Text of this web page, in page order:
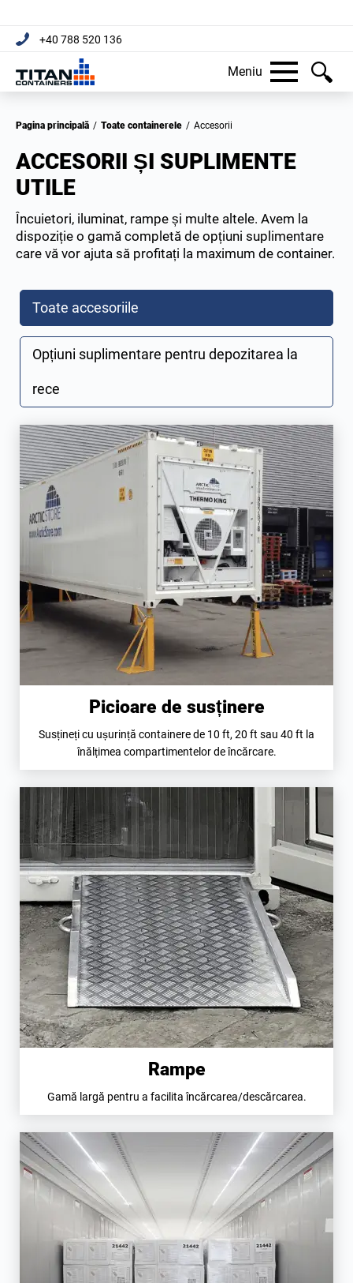
+40 788 520 136
Meniu
Pagina principală / Toate containerele / Accesorii
ACCESORII ȘI SUPLIMENTE
UTILE
Încuietori, iluminat, rampe și multe altele. Avem la
dispoziție o gamă completă de opțiuni suplimentare
care vă vor ajuta să profitați la maximum de container.
Toate accesoriile
Opțiuni suplimentare pentru depozitarea la
rece
Picioare de susținere
Susțineți cu ușurință containere de 10 ft, 20 ft sau 40 ft la
înălțimea compartimentelor de încărcare.
Rampe
Gamă largă pentru a facilita încărcarea/descărcarea.